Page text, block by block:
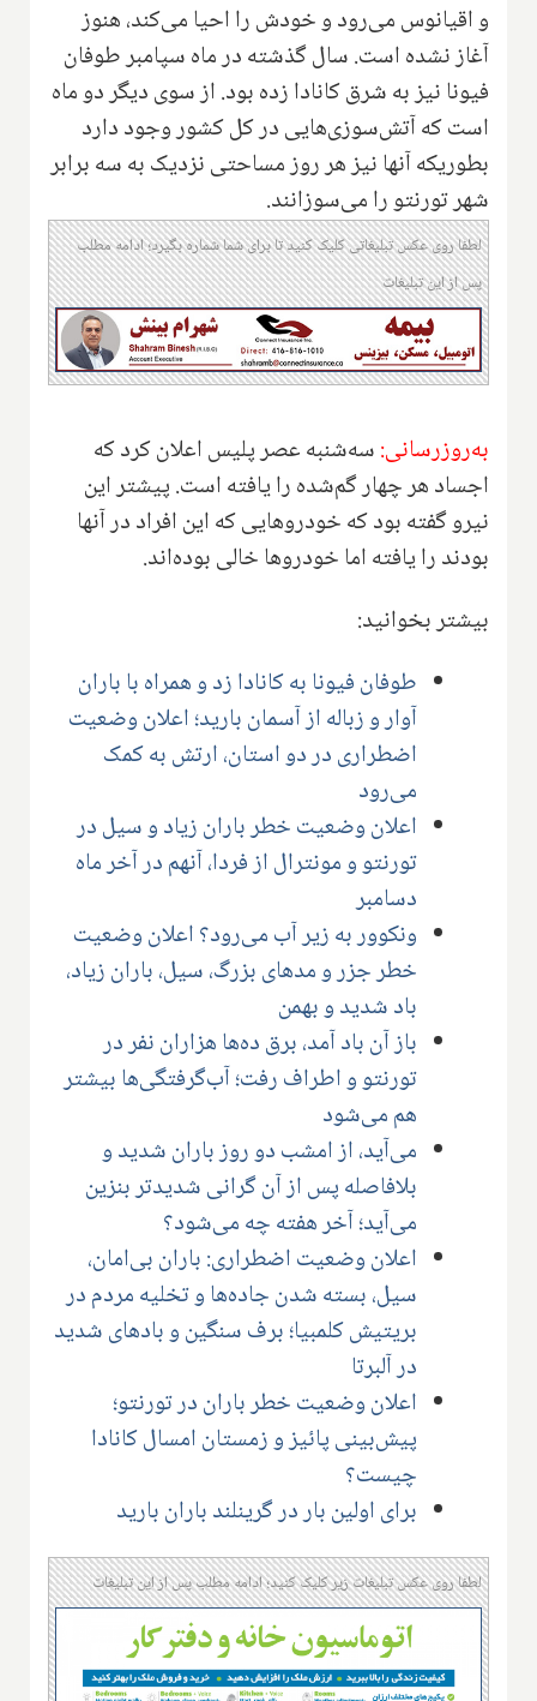
و اقیانوس می‌رود و خودش را احیا می‌کند، هنوز
آغاز نشده است. سال گذشته در ماه سپامبر طوفان
فیونا نیز به شرق کانادا زده بود. از سوی دیگر دو ماه
است که آتش‌سوزی‌هایی در کل کشور وجود دارد
بطوریکه آنها نیز هر روز مساحتی نزدیک به سه برابر
شهر تورنتو را می‌سوزانند.
لطفا روی عکس تبلیغاتی کلیک کنید تا برای شما شماره بگیرد؛ ادامه مطلب
پس از این تبلیغات
به‌روزرسانی:سه‌شنبه عصر پلیس اعلان کرد که
اجساد هر چهار گم‌شده را یافته است. پیشتر این
نیرو گفته بود که خودروهایی که این افراد در آنها
بودند را یافته اما خودروها خالی بوده‌اند.
بیشتر بخوانید:
طوفان فیونا به کانادا زد و همراه با باران
آوار و زباله از آسمان بارید؛ اعلان وضعیت
اضطراری در دو استان، ارتش به کمک
می‌رود
اعلان وضعیت خطر باران زیاد و سیل در
تورنتو و مونترال از فردا، آنهم در آخر ماه
دسامبر
ونکوور به زیر آب می‌رود؟ اعلان وضعیت
خطر جزر و مدهای بزرگ، سیل، باران زیاد،
باد شدید و بهمن
باز آن باد آمد، برق ده‌ها هزاران نفر در
تورنتو و اطراف رفت؛ آب‌گرفتگی‌ها بیشتر
هم می‌شود
می‌آید، از امشب دو روز باران شدید و
بلافاصله پس از آن گرانی شدیدتر بنزین
می‌آید؛ آخر هفته چه می‌شود؟
اعلان وضعیت اضطراری: باران بی‌امان،
سیل، بسته شدن جاده‌ها و تخلیه مردم در
بریتیش کلمبیا؛ برف سنگین و بادهای شدید
در آلبرتا
اعلان وضعیت خطر باران در تورنتو؛
پیش‌بینی پائیز و زمستان امسال کانادا
چیست؟
برای اولین بار در گرینلند باران بارید
لطفا روی عکس تبلیغات زیر کلیک کنید؛ ادامه مطلب پس از این تبلیغات